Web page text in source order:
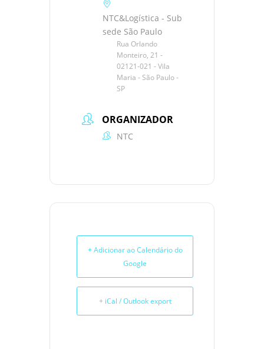
NTC&Logística - Sub
sede São Paulo
Rua Orlando
Monteiro, 21 -
02121-021 - Vila
Maria - São Paulo -
SP
ORGANIZADOR
NTC
+ Adicionar ao Calendário do
Google
+ iCal / Outlook export